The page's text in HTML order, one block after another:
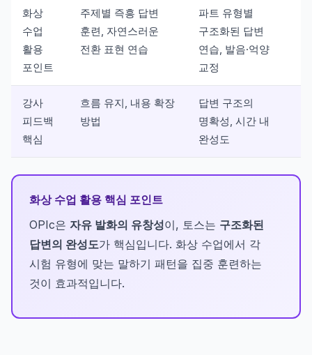
화상
수업
활용
포인트
주제별 즉흥 답변
훈련, 자연스러운
전환 표현 연습
파트 유형별
구조화된 답변
연습, 발음·억양
교정
강사
피드백
핵심
흐름 유지, 내용 확장
방법
답변 구조의
명확성, 시간 내
완성도
화상 수업 활용 핵심 포인트
OPIc은 자유 발화의 유창성이, 토스는 구조화된
답변의 완성도가 핵심입니다. 화상 수업에서 각
시험 유형에 맞는 말하기 패턴을 집중 훈련하는
것이 효과적입니다.